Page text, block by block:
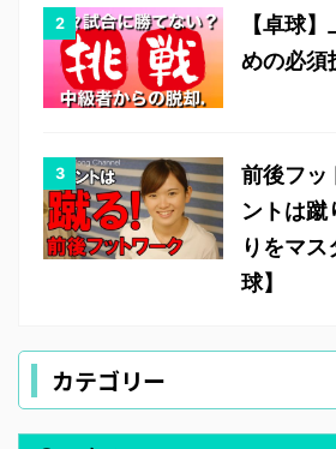
【卓球
めの必須
前後フッ
ントは蹴
りをマ
球】
カテゴリー